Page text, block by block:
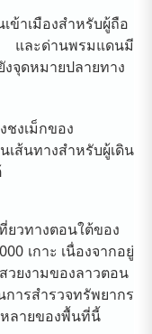
ข้าเมืองสำหรับผู้ถือ
ละด่านพรมแดนมี
จุดหมายปลายทาง
ชงเม็กของ
เส้นทางสำหรับผู้เดิน
ยวทางตอนใต้ของ
เกาะ เนื่องจากอยู่
วยงามของลาวตอน
ารสำรวจทรัพยากร
ลายของพื้นที่นี้